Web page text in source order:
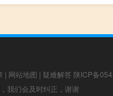
| 网站地图 | 疑难解答 陕ICP备
我们会及时纠正，谢谢